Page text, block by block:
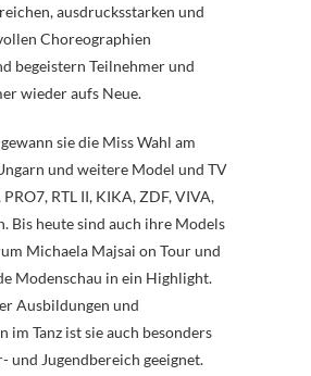
ausdrucksstarken und
Choreographien
begeistern Teilnehmer und
wieder aufs Neue.
sie die Miss Wahl am
und weitere Model und TV
RTL II, KIKA, ZDF, VIVA,
Bis heute sind auch ihre Models
Michaela Majsai on Tour und
Modenschau in ein Highlight.
Ausbildungen und
im Tanz ist sie auch besonders
und Jugendbereich geeignet.